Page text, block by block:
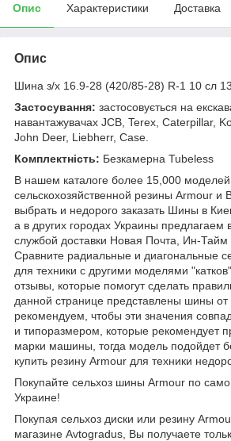
Опис Характеристики Доставка
Опис
Шина з/х 16.9-28 (420/85-28) R-1 10 сл
Застосування: застосовується на
навантажувачах JCB, Terex, Caterpillar,
John Deer, Liebherr, Case.
Комплектність: Безкамерна Tubeless
В нашем каталоге более 15,000 моделей
сельскохозяйственной резины Armour и
выбрать и недорого заказать Шины в
а в других городах Украины предлагаем
службой доставки Новая Почта, Ин-Тайм
Сравните радиальные и диагональные
для техники с другими моделями
отзывы, которые помогут сделать
данной странице представлены шины от
рекомендуем, чтобы эти значения
и типоразмером, которые рекомендует
марки машины, тогда модель подойдет
купить резину Armour для техники
Покупайте сельхоз шины Armour по
Украине!
Покупая сельхоз диски или резину
магазине Avtogradus, Вы получаете